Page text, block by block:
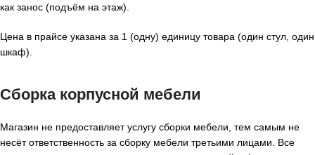
как занос (подъём на этаж).
Цена в прайсе указана за 1 (одну) единицу товара (один стул, один
шкаф).
Сборка корпусной мебели
Магазин не предоставляет услугу сборки мебели, тем самым не
несёт ответственность за сборку мебели третьими лицами. Все